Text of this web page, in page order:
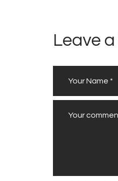
Leave